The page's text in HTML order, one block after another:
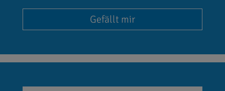
Gefällt mir